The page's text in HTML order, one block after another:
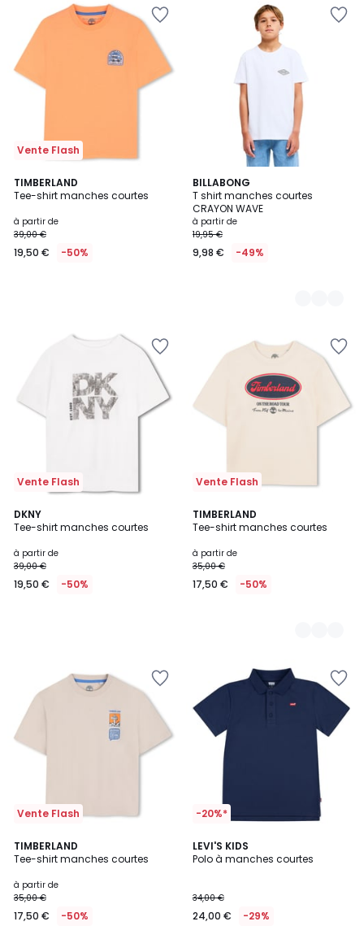
Vente Flash
TIMBERLAND
Tee-shirt manches courtes
à partir de
39,00 €
19,50 € -50%
BILLABONG
T shirt manches courtes
CRAYON WAVE
à partir de
19,95 €
9,98 € -49%
2
Couleurs
Vente Flash
DKNY
Tee-shirt manches courtes
à partir de
39,00 €
19,50 € -50%
Vente Flash
TIMBERLAND
Tee-shirt manches courtes
à partir de
35,00 €
17,50 € -50%
2
Couleurs
Vente Flash
TIMBERLAND
Tee-shirt manches courtes
à partir de
35,00 €
17,50 € -50%
2
Couleurs
-20%*
LEVI'S KIDS
Polo à manches courtes
34,00 €
24,00 € -29%
5
/
3
Couleurs